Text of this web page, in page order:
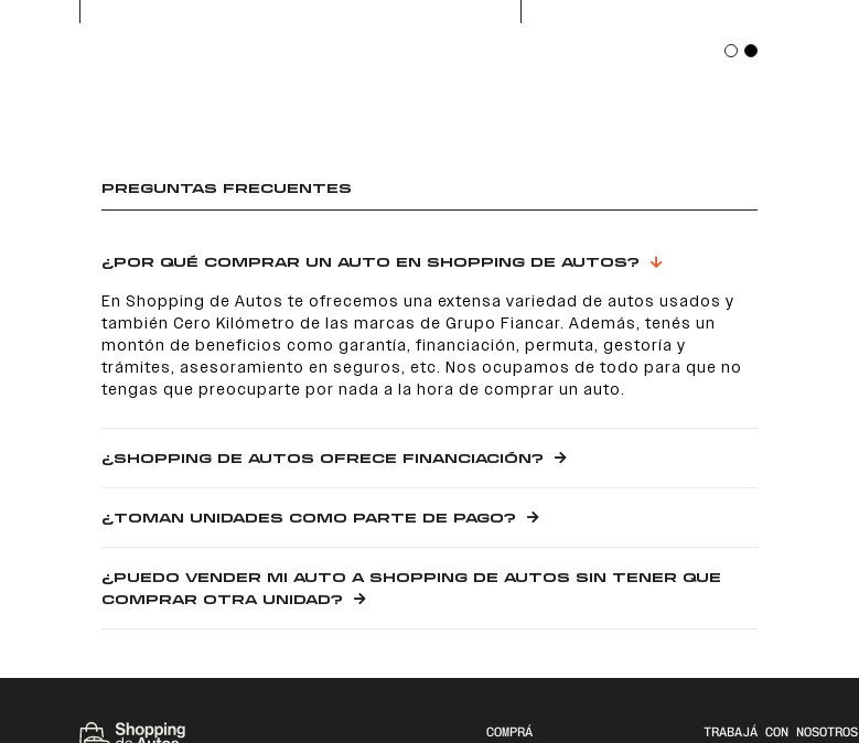
PREGUNTAS FRECUENTES
¿POR QUÉ COMPRAR UN AUTO EN SHOPPING DE AUTOS?
En Shopping de Autos te ofrecemos una extensa variedad de autos usados y
también Cero Kilómetro de las marcas de Grupo Fiancar. Además, tenés un
montón de beneficios como garantía, financiación, permuta, gestoría y
trámites, asesoramiento en seguros, etc. Nos ocupamos de todo para que no
tengas que preocuparte por nada a la hora de comprar un auto.
¿SHOPPING DE AUTOS OFRECE FINANCIACIÓN?
¿TOMAN UNIDADES COMO PARTE DE PAGO?
¿PUEDO VENDER MI AUTO A SHOPPING DE AUTOS SIN TENER QUE
COMPRAR OTRA UNIDAD?
COMPRÁ TRABAJÁ CON NOSOTROS